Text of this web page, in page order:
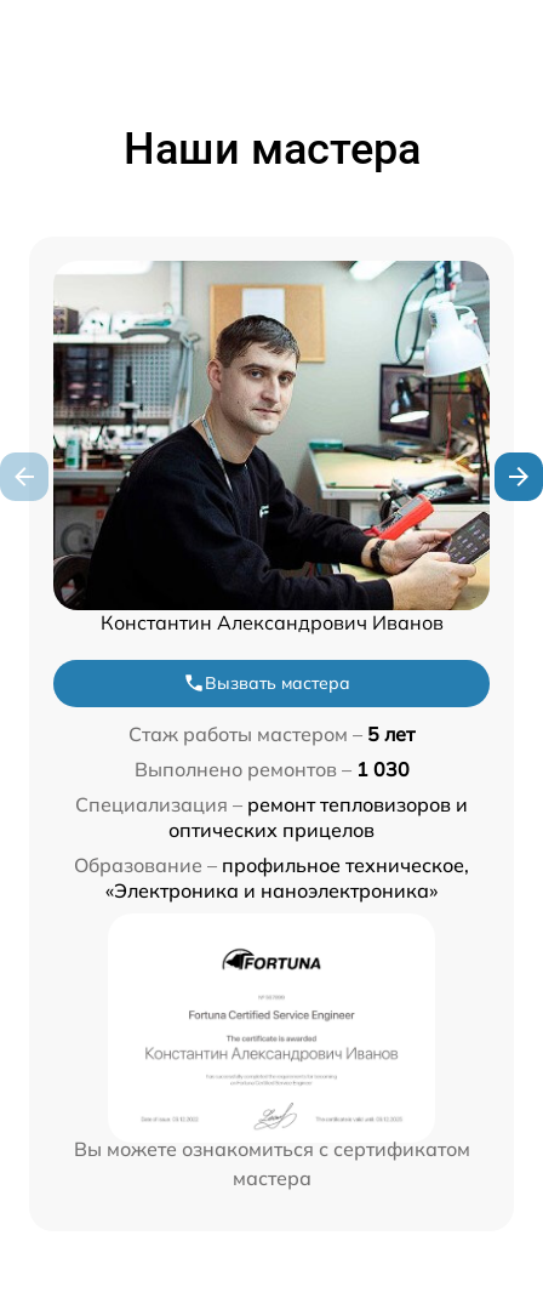
Наши мастера
Константин Александрович Иванов
Вызвать мастера
Стаж работы мастером – 5 лет
Выполнено ремонтов – 1 030
Специализация – ремонт тепловизоров и
оптических прицелов
Образование – профильное техническое,
«Электроника и наноэлектроника»
Вы можете ознакомиться с сертификатом
мастера